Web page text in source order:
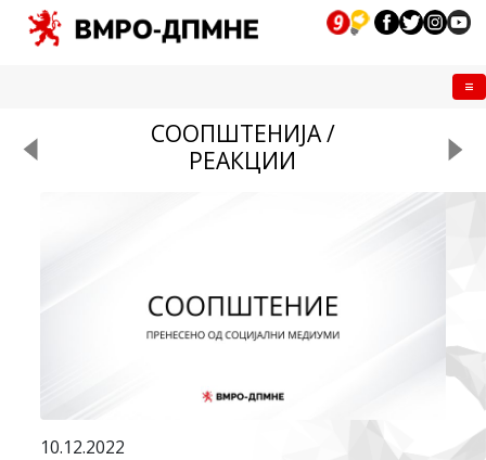
СООПШТЕНИЈА /
РЕАКЦИИ
10.12.2022